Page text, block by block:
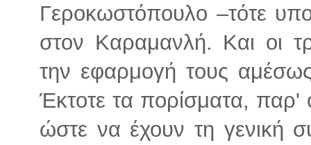
Γεροκωστόπουλο –τότε
στον Καραμανλή. Και οι
την εφαρμογή τους αμέσως
Έκτοτε τα πορίσματα, παρ'
ώστε να έχουν τη γενική